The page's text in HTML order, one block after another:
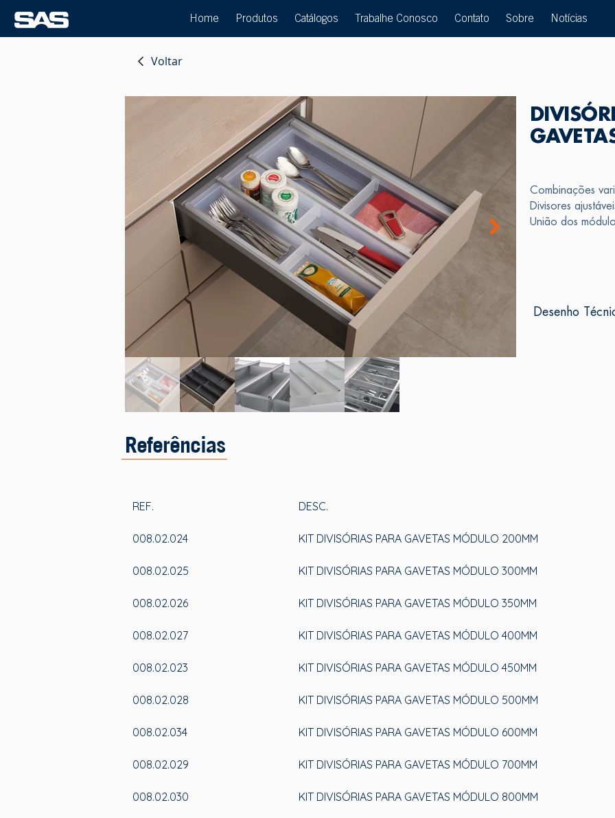
Home Produtos Catálogos Trabalhe Conosco Contato Sobre Notícias
Voltar
Combinações
Divisores
União dos
Desenho
Referências
REF. DESC.
008.02.024 KIT DIVISÓRIAS PARA GAVETAS MÓDULO 200MM
008.02.025 KIT DIVISÓRIAS PARA GAVETAS MÓDULO 300MM
008.02.026 KIT DIVISÓRIAS PARA GAVETAS MÓDULO 350MM
008.02.027 KIT DIVISÓRIAS PARA GAVETAS MÓDULO 400MM
008.02.023 KIT DIVISÓRIAS PARA GAVETAS MÓDULO 450MM
008.02.028 KIT DIVISÓRIAS PARA GAVETAS MÓDULO 500MM
008.02.034 KIT DIVISÓRIAS PARA GAVETAS MÓDULO 600MM
008.02.029 KIT DIVISÓRIAS PARA GAVETAS MÓDULO 700MM
008.02.030 KIT DIVISÓRIAS PARA GAVETAS MÓDULO 800MM